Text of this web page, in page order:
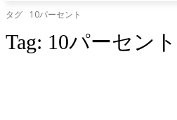
タグ 10パーセント
Tag: 10パーセント